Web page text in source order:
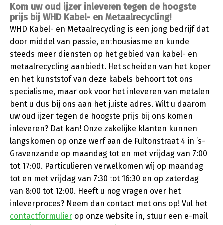
Kom uw oud ijzer inleveren tegen de hoogste
prijs bij WHD Kabel- en Metaalrecycling!
WHD Kabel- en Metaalrecycling is een jong bedrijf dat
door middel van passie, enthousiasme en kunde
steeds meer diensten op het gebied van kabel- en
metaalrecycling aanbiedt. Het scheiden van het koper
en het kunststof van deze kabels behoort tot ons
specialisme, maar ook voor het inleveren van metalen
bent u dus bij ons aan het juiste adres. Wilt u daarom
uw oud ijzer tegen de hoogste prijs bij ons komen
inleveren? Dat kan! Onze zakelijke klanten kunnen
langskomen op onze werf aan de Fultonstraat 4 in ’s-
Gravenzande op maandag tot en met vrijdag van 7:00
tot 17:00. Particulieren verwelkomen wij op maandag
tot en met vrijdag van 7:30 tot 16:30 en op zaterdag
van 8:00 tot 12:00. Heeft u nog vragen over het
inleverproces? Neem dan contact met ons op! Vul het
contactformulier op onze website in, stuur een e-mail